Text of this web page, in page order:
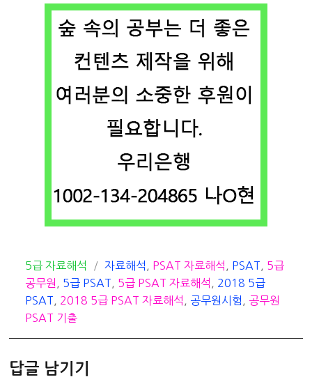
카
테
고
리
5급 자료해석
태
그
자료해석 PSAT 자료해석 PSAT
5급
공무원
5급 PSAT 5급 PSAT 자료해석
2018 5급
PSAT
2018 5급 PSAT 자료해석 공무원시험
공무원
PSAT 기출
답글 남기기